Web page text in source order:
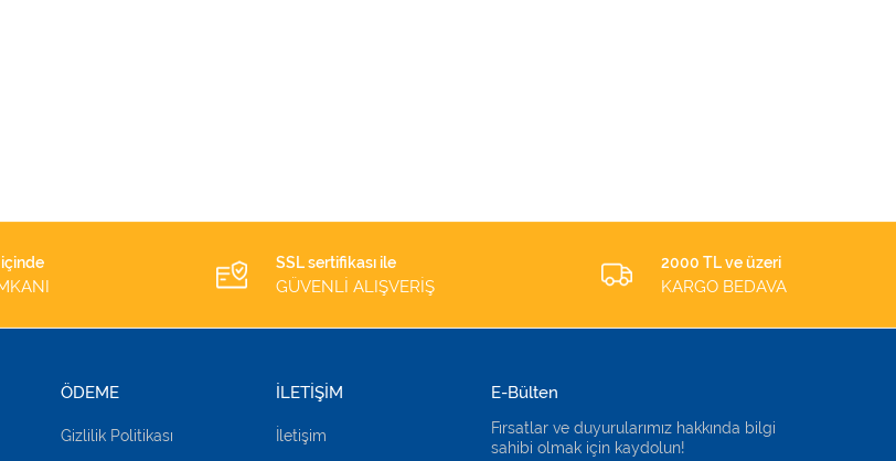
SSL sertifikası ile
GÜVENLİ ALIŞVERİŞ
2000 TL ve üzeri
KARGO BEDAVA
E-Bülten
Fırsatlar ve duyurularımız hakkında bilgi
sahibi olmak için kaydolun!
ÖDEME
Gizlilik Politikası
İLETİŞİM
İletişim